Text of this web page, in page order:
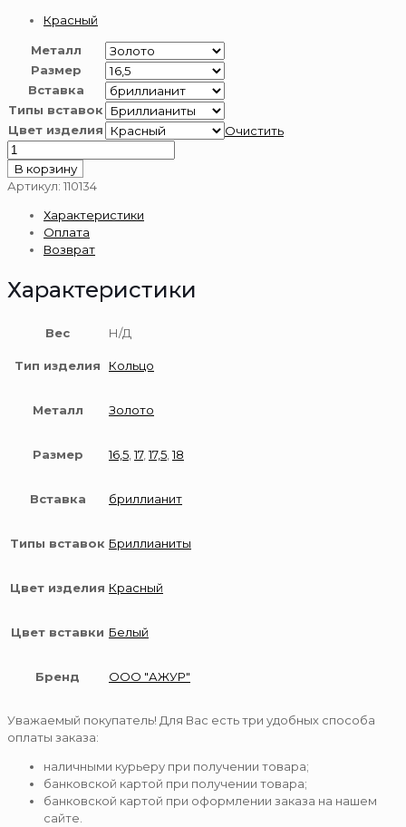
Красный
Металл
Размер
Вставка
Типы вставок
Цвет изделия
Очистить
Количество
товара
Кольцо
бриллианитом
золота
пробы
В корзину
Артикул: 110134
Характеристики
Оплата
Возврат
Характеристики
Вес Н/Д
Тип изделия Кольцо
Металл Золото
Размер 16,5 ,17,17,5 ,18
Вставка бриллианит
Типы вставок Бриллианиты
Цвет изделия Красный
Цвет вставки Белый
Бренд ООО "АЖУР"
Уважаемый покупатель! Для Вас есть три удобных способа
оплаты заказа:
наличными курьеру при получении товара;
банковской картой при получении товара;
банковской картой при оформлении заказа на нашем
сайте.